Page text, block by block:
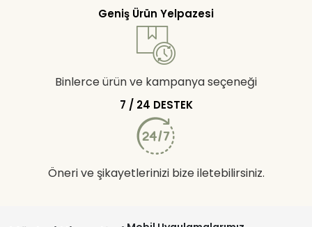
Geniş Ürün Yelpazesi
Binlerce ürün ve kampanya seçeneği
7 / 24 DESTEK
Öneri ve şikayetlerinizi bize iletebilirsiniz.